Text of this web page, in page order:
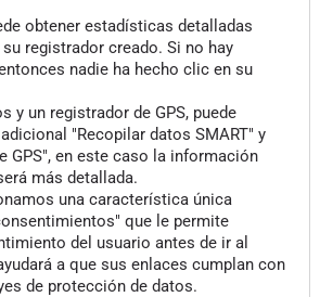
obtener estadísticas detalladas
registrador creado. Si no hay
nadie ha hecho clic en su
y un registrador de GPS, puede
"Recopilar datos SMART" y
GPS", en este caso la información
más detallada.
una característica única
que le permite
del usuario antes de ir al
a que sus enlaces cumplan con
de protección de datos.